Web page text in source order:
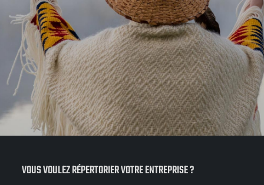
VOUS VOULEZ RÉPERTORIER VOTRE ENTREPRISE ?